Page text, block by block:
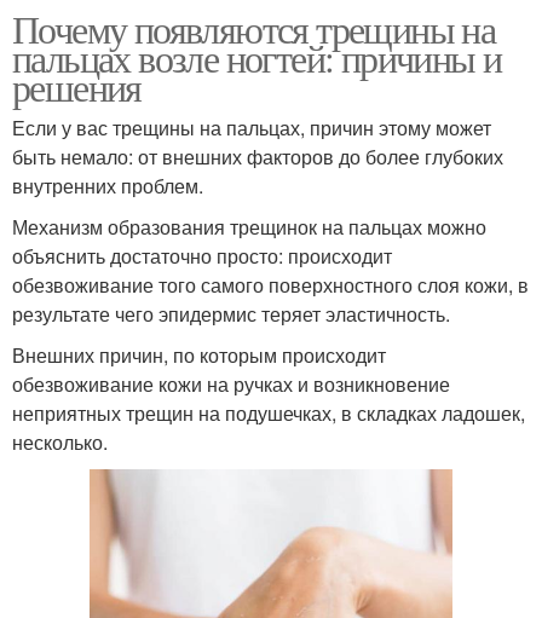
Почему появляются трещины на
пальцах возле ногтей: причины и
решения
Если у вас трещины на пальцах, причин этому может
быть немало: от внешних факторов до более глубоких
внутренних проблем.
Механизм образования трещинок на пальцах можно
объяснить достаточно просто: происходит
обезвоживание того самого поверхностного слоя кожи, в
результате чего эпидермис теряет эластичность.
Внешних причин, по которым происходит
обезвоживание кожи на ручках и возникновение
неприятных трещин на подушечках, в складках ладошек,
несколько.